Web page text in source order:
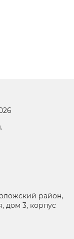
район,
дом 3, корпус